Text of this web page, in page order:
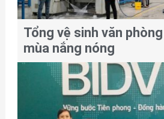
Tổng vệ sinh văn
mùa nắng nóng